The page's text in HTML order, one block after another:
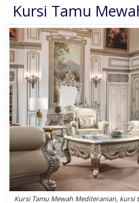
Kursi Tamu
Kursi Tamu Mewah Mediteranian,